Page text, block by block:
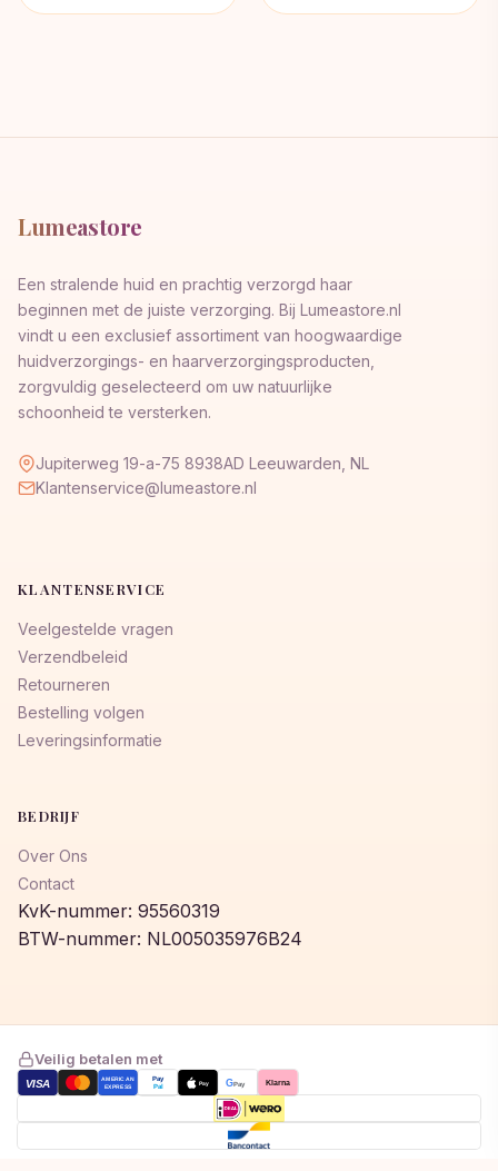
Lumeastore
Een stralende huid en prachtig verzorgd haar
beginnen met de juiste verzorging. Bij Lumeastore.nl
vindt u een exclusief assortiment van hoogwaardige
huidverzorgings- en haarverzorgingsproducten,
zorgvuldig geselecteerd om uw natuurlijke
schoonheid te versterken.
Jupiterweg 19-a-75 8938AD Leeuwarden, NL
Klantenservice@lumeastore.nl
KLANTENSERVICE
Veelgestelde vragen
Verzendbeleid
Retourneren
Bestelling volgen
Leveringsinformatie
BEDRIJF
Over Ons
Contact
KvK-nummer: 95560319
BTW-nummer: NL005035976B24
Veilig betalen met
VISA AMERICAN
EXPRESS
Pay
Pal Pay GPay Klarna